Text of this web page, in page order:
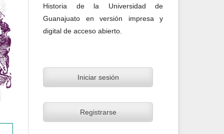
Historia de la Universidad de
Guanajuato en versión impresa y
digital de acceso abierto.
Iniciar sesión
Registrarse